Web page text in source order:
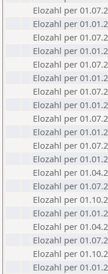
Elozahl per
Elozahl per
Elozahl per
Elozahl per
Elozahl per
Elozahl per
Elozahl per
Elozahl per
Elozahl per
Elozahl per
Elozahl per
Elozahl per
Elozahl per
Elozahl per
Elozahl per
Elozahl per
Elozahl per
Elozahl per
Elozahl per
Elozahl per